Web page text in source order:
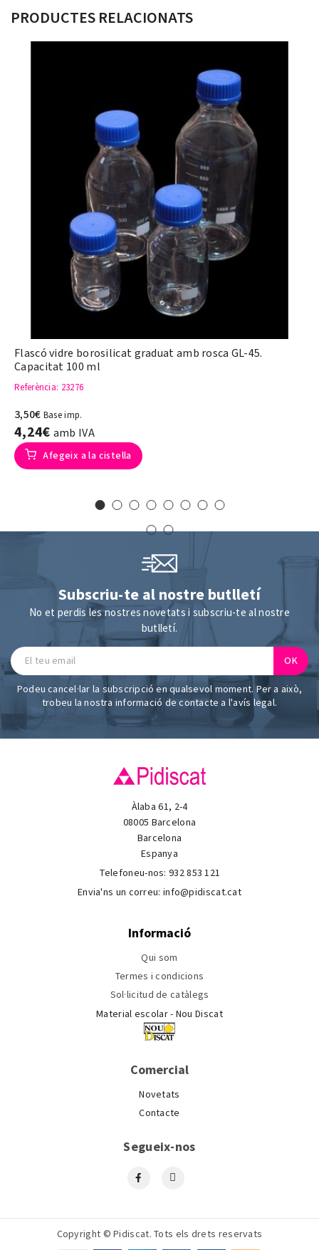
PRODUCTES RELACIONATS
Flascó vidre borosilicat graduat amb rosca GL-45.
Capacitat 100 ml
Referència: 23276
3,50€ Base imp.
4,24€ amb IVA
Afegeix a la cistella
Subscriu-te al nostre butlletí
No et perdis les nostres novetats i subscriu-te al nostre
butlletí.
Podeu cancel·lar la subscripció en qualsevol moment. Per a això,
trobeu la nostra informació de contacte a l'avís legal.
Àlaba 61, 2-4
08005 Barcelona
Barcelona
Espanya
Telefoneu-nos:932 853 121
Envia'ns un correu: info@pidiscat.cat
Informació
Qui som
Termes i condicions
Sol·licitud de catàlegs
Material escolar - Nou Discat
Comercial
Novetats
Contacte
Segueix-nos
Copyright © Pidiscat. Tots els drets reservats